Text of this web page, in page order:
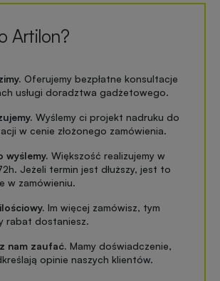
Artilon?
Oferujemy bezpłatne konsultacje
usługi doradztwa gadżetowego.
Wyślemy ci projekt nadruku do
w cenie złożonego zamówienia.
wyślemy. Większość realizujemy w
Jeżeli termin jest dłuższy, jest to
w zamówieniu.
Im więcej zamówisz, tym
rabat dostaniesz.
nam zaufać. Mamy doświadczenie,
opinie naszych klientów.